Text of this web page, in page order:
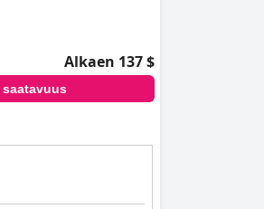
Alkaen 137 $
saatavuus